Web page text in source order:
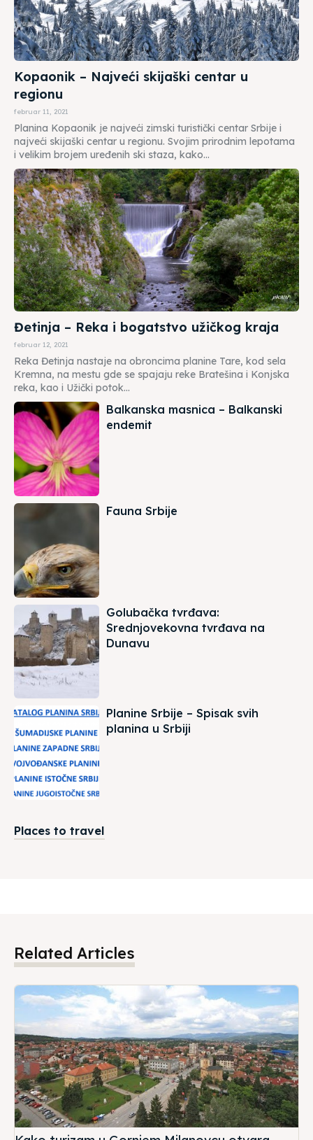
Kopaonik – Najveći skijaški centar u
regionu
februar 11, 2021
Planina Kopaonik je najveći zimski turistički centar Srbije i
najveći skijaški centar u regionu. Svojim prirodnim lepotama
i velikim brojem uređenih ski staza, kako...
Đetinja – Reka i bogatstvo užičkog kraja
februar 12, 2021
Reka Đetinja nastaje na obroncima planine Tare, kod sela
Kremna, na mestu gde se spajaju reke Bratešina i Konjska
reka, kao i Užički potok...
Balkanska masnica – Balkanski
endemit
Fauna Srbije
Golubačka tvrđava:
Srednjovekovna tvrđava na
Dunavu
Planine Srbije – Spisak svih
planina u Srbiji
Places to travel
Related Articles